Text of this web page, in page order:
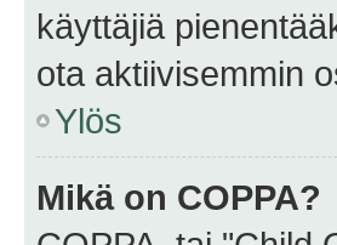
käyttäjiä
ota aktiivisemmin
Ylös
Mikä on COPPA?